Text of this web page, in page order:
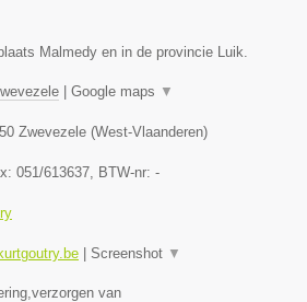
Malmedy en in de provincie Luik.
| Google maps ▼
Zwevezele (West-Vlaanderen)
051/613637 , BTW-nr: -
| Screenshot ▼
van